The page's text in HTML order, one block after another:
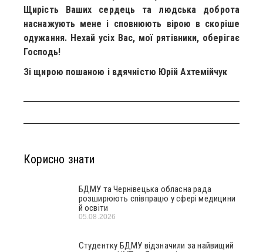
Щирість Ваших сердець та людська доброта
наснажують мене і сповнюють вірою в скоріше
одужання. Нехай усіх Вас, мої рятівники, оберігає
Господь!
Зі щирою пошаною і вдячністю Юрій Ахтемійчук
Корисно знати
БДМУ та Чернівецька обласна рада
розширюють співпрацю у сфері медицини
й освіти
05.08.2026
Студентку БДМУ відзначили за найвищий